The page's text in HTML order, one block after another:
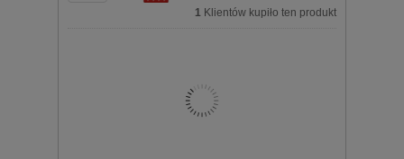
1 Klientów kupiło ten produkt